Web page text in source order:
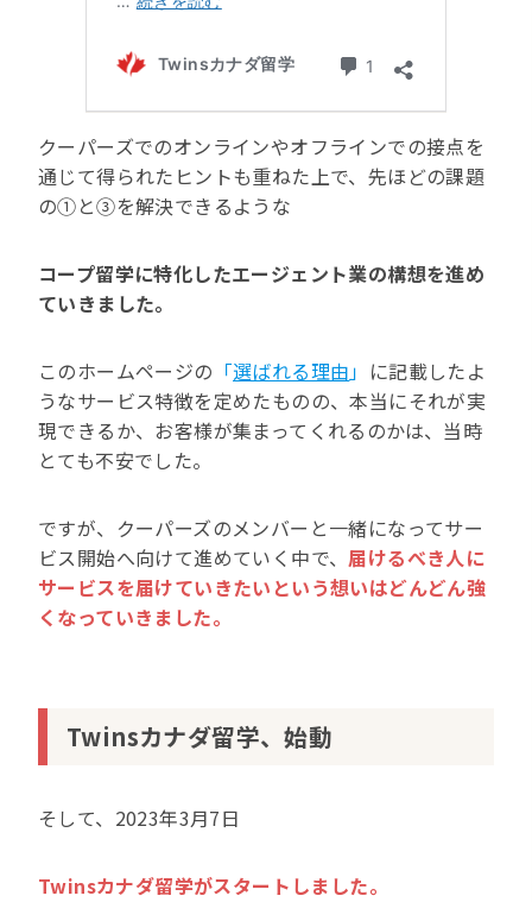
クーパーズでのオンラインやオフラインでの接点を
通じて得られたヒントも重ねた上で、先ほどの課題
の①と③を解決できるような
コープ留学に特化したエージェント業の構想を進め
ていきました。
このホームページの 「選ばれる理由」 に記載したよ
うなサービス特徴を定めたものの、本当にそれが実
現できるか、お客様が集まってくれるのかは、当時
とても不安でした。
ですが、クーパーズのメンバーと一緒になってサー
ビス開始へ向けて進めていく中で、届けるべき人に
サービスを届けていきたいという想いはどんどん強
くなっていきました。
Twinsカナダ留学、始動
そして、2023年3月7日
Twinsカナダ留学がスタートしました。